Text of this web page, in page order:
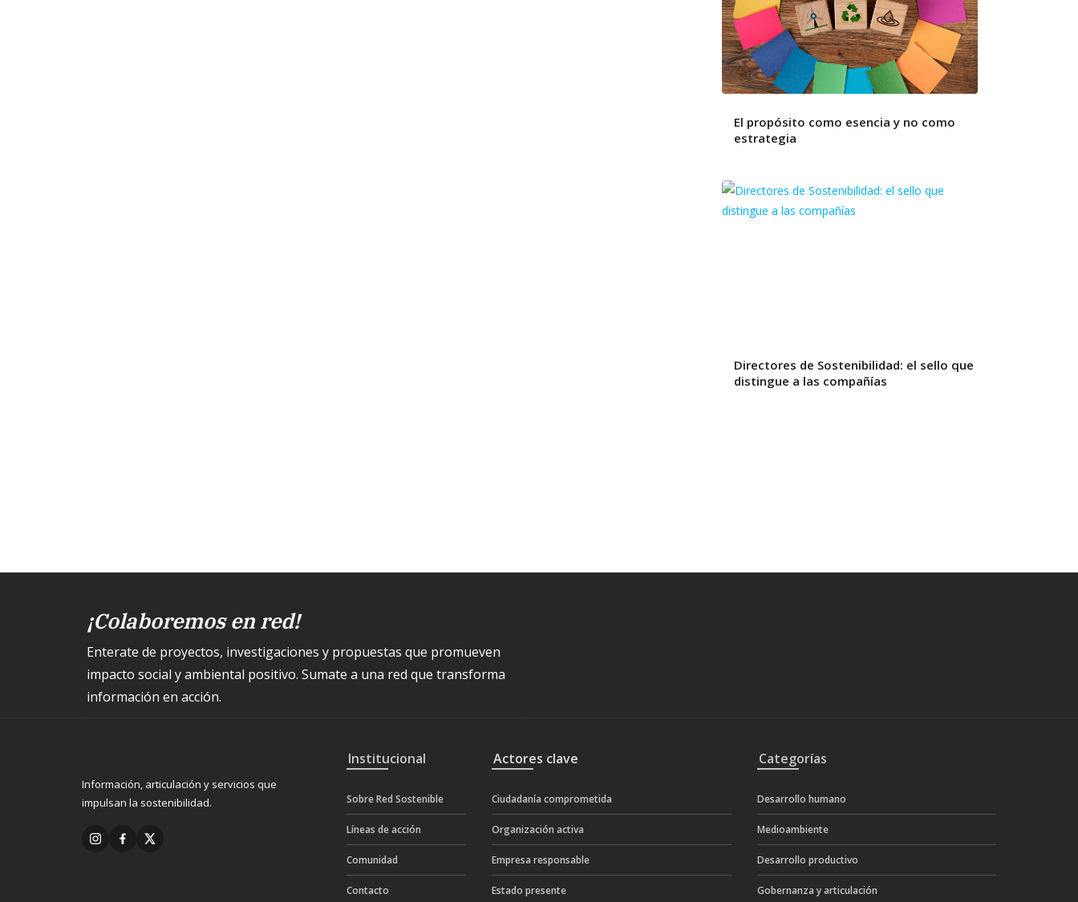
El propósito como esencia y no como
estrategia
Directores de Sostenibilidad: el sello que
distingue a las compañías
¡Colaboremos en red!
Enterate de proyectos, investigaciones y propuestas que promueven
impacto social y ambiental positivo. Sumate a una red que transforma
información en acción.
Información, articulación y servicios que
impulsan la sostenibilidad.
Institucional
Sobre Red Sostenible
Líneas de acción
Comunidad
Contacto
Actores clave
Ciudadanía comprometida
Organización activa
Empresa responsable
Estado presente
Categorías
Desarrollo humano
Medioambiente
Desarrollo productivo
Gobernanza y articulación